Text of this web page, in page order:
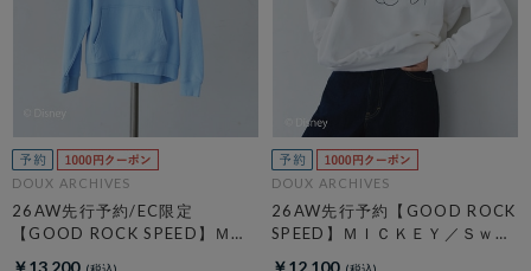
DOUX ARCHIVES
26AW先行予約/EC限定
【GOOD ROCK SPEED】ＭＩ
￥13,200
DOUX ARCHIVES
26AW先行予約【GOOD ROCK
SPEED】ＭＩＣＫＥＹ／Ｓｗｅ
￥12,100